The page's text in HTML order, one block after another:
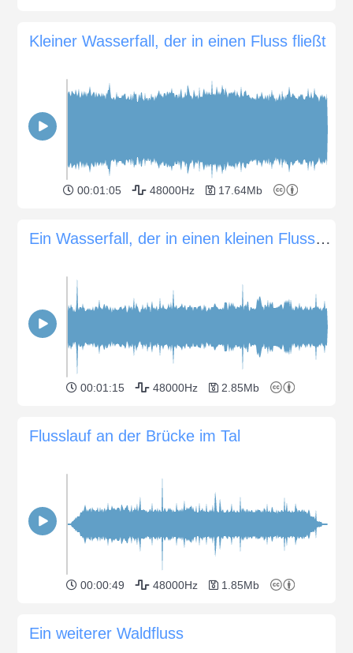
Kleiner Wasserfall, der in einen Fluss fließt
00:01:05 48000Hz 17.64Mb
Ein Wasserfall, der in einen kleinen Fluss mündet
00:01:15 48000Hz 2.85Mb
Flusslauf an der Brücke im Tal
00:00:49 48000Hz 1.85Mb
Ein weiterer Waldfluss